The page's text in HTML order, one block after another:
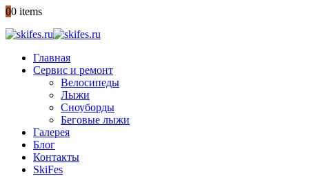
00 items
Главная
Сервис и ремонт
Велосипеды
Лыжи
Сноуборды
Беговые лыжи
Галерея
Блог
Контакты
SkiFes